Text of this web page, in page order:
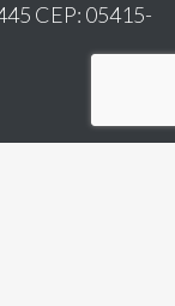
CEP: 05415-